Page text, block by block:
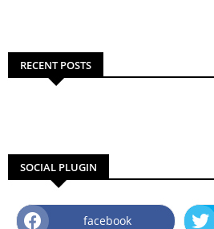
RECENT POSTS
SOCIAL PLUGIN
facebook